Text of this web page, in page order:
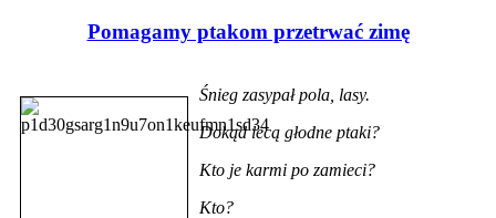
Pomagamy ptakom przetrwać zimę
Śnieg zasypał pola, lasy.
Dokąd lecą głodne ptaki?
Kto je karmi po zamieci?
Kto?